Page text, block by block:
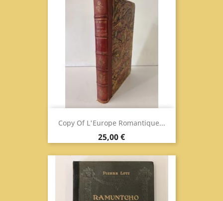
Copy Of L'Europe Romantique...
Prix
25,00 €